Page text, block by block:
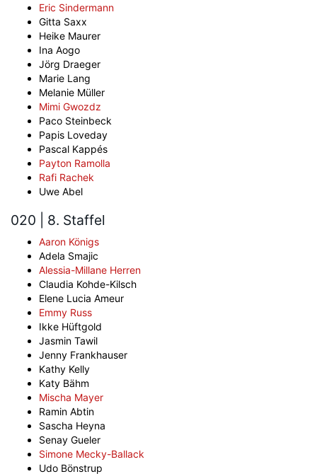
Eric Sindermann
Gitta Saxx
Heike Maurer
Ina Aogo
Jörg Draeger
Marie Lang
Melanie Müller
Mimi Gwozdz
Paco Steinbeck
Papis Loveday
Pascal Kappés
Payton Ramolla
Rafi Rachek
Uwe Abel
020 | 8. Staffel
Aaron Königs
Adela Smajic
Alessia-Millane Herren
Claudia Kohde-Kilsch
Elene Lucia Ameur
Emmy Russ
Ikke Hüftgold
Jasmin Tawil
Jenny Frankhauser
Kathy Kelly
Katy Bähm
Mischa Mayer
Ramin Abtin
Sascha Heyna
Senay Gueler
Simone Mecky-Ballack
Udo Bönstrup